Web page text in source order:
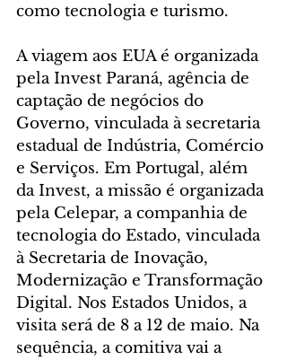
como tecnologia e turismo.
A viagem aos EUA é organizada
pela Invest Paraná, agência de
captação de negócios do
Governo, vinculada à secretaria
estadual de Indústria, Comércio
e Serviços. Em Portugal, além
da Invest, a missão é organizada
pela Celepar, a companhia de
tecnologia do Estado, vinculada
à Secretaria de Inovação,
Modernização e Transformação
Digital. Nos Estados Unidos, a
visita será de 8 a 12 de maio. Na
sequência, a comitiva vai a